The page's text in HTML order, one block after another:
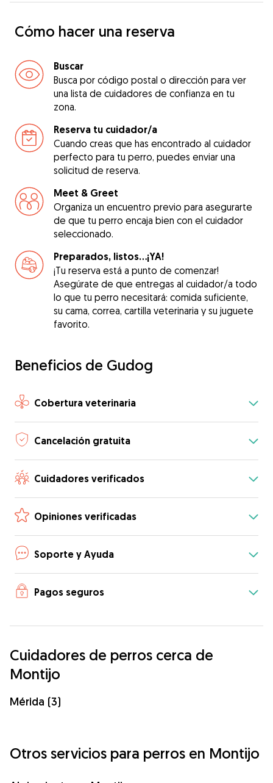
Cómo hacer una reserva
Buscar
Busca por código postal o dirección para ver
una lista de cuidadores de confianza en tu
zona.
Reserva tu cuidador/a
Cuando creas que has encontrado al cuidador
perfecto para tu perro, puedes enviar una
solicitud de reserva.
Meet & Greet
Organiza un encuentro previo para asegurarte
de que tu perro encaja bien con el cuidador
seleccionado.
Preparados, listos...¡YA!
¡Tu reserva está a punto de comenzar!
Asegúrate de que entregas al cuidador/a todo
lo que tu perro necesitará: comida suficiente,
su cama, correa, cartilla veterinaria y su juguete
favorito.
Beneficios de Gudog
Cobertura veterinaria
Cancelación gratuita
Cuidadores verificados
Opiniones verificadas
Soporte y Ayuda
Pagos seguros
Cuidadores de perros cerca de
Montijo
Mérida (3)
Otros servicios para perros en Montijo